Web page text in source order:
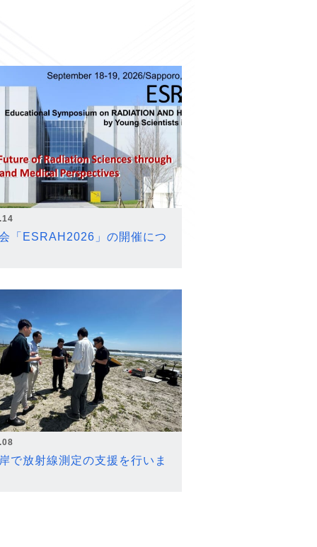
「ESRAH2026」の開催につ
で放射線測定の支援を行いま